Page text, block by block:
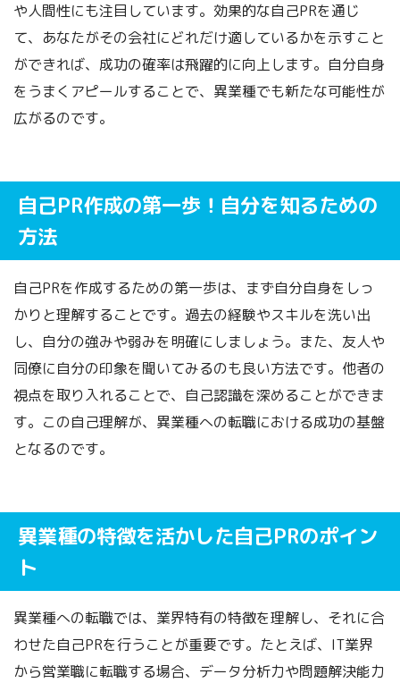
や人間性にも注目しています。効果的な自己PRを通じ
て、あなたがその会社にどれだけ適しているかを示すこと
ができれば、成功の確率は飛躍的に向上します。自分自身
をうまくアピールすることで、異業種でも新たな可能性が
広がるのです。
自己PR作成の第一歩！自分を知るための
方法
自己PRを作成するための第一歩は、まず自分自身をしっ
かりと理解することです。過去の経験やスキルを洗い出
し、自分の強みや弱みを明確にしましょう。また、友人や
同僚に自分の印象を聞いてみるのも良い方法です。他者の
視点を取り入れることで、自己認識を深めることができま
す。この自己理解が、異業種への転職における成功の基盤
となるのです。
異業種の特徴を活かした自己PRのポイン
ト
異業種への転職では、業界特有の特徴を理解し、それに合
わせた自己PRを行うことが重要です。たとえば、IT業界
から営業職に転職する場合、データ分析力や問題解決能力